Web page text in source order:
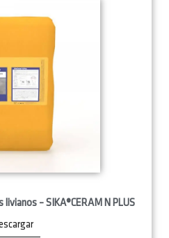
livianos – SIKA®CERAM N PLUS